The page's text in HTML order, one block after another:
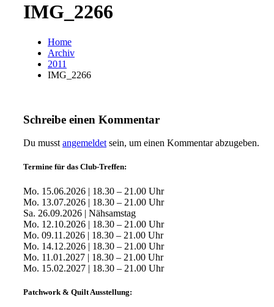
IMG_2266
Home
Archiv
2011
IMG_2266
Schreibe einen Kommentar
Du musst angemeldet sein, um einen Kommentar abzugeben.
Termine für das Club-Treffen:
Mo. 15.06.2026 | 18.30 – 21.00 Uhr
Mo. 13.07.2026 | 18.30 – 21.00 Uhr
Sa. 26.09.2026 | Nähsamstag
Mo. 12.10.2026 | 18.30 – 21.00 Uhr
Mo. 09.11.2026 | 18.30 – 21.00 Uhr
Mo. 14.12.2026 | 18.30 – 21.00 Uhr
Mo. 11.01.2027 | 18.30 – 21.00 Uhr
Mo. 15.02.2027 | 18.30 – 21.00 Uhr
Patchwork & Quilt Ausstellung: